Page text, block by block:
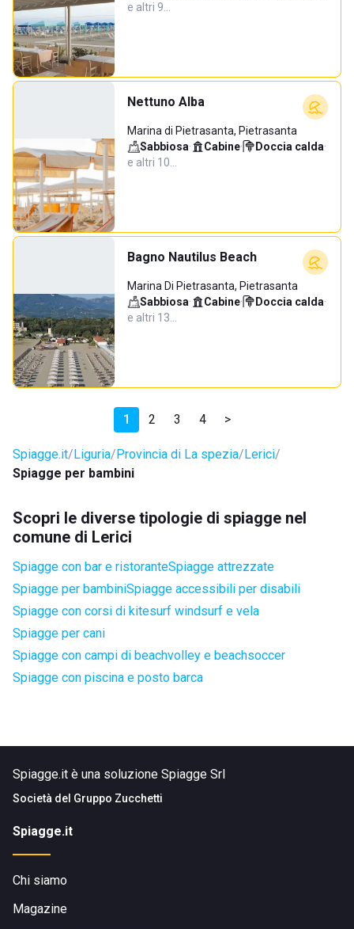
e altri 9…
Nettuno Alba
Marina di Pietrasanta, Pietrasanta
Sabbiosa· Cabine· Doccia calda·
e altri 10…
Bagno Nautilus Beach
Marina Di Pietrasanta, Pietrasanta
Sabbiosa· Cabine· Doccia calda·
e altri 13…
1 2 3 4 >
Spiagge.it Liguria Provincia di La spezia Lerici
Spiagge per bambini
Scopri le diverse tipologie di spiagge nel
comune di Lerici
Spiagge con bar e ristoranteSpiagge attrezzate
Spiagge per bambiniSpiagge accessibili per disabili
Spiagge con corsi di kitesurf windsurf e vela
Spiagge per cani
Spiagge con campi di beachvolley e beachsoccer
Spiagge con piscina e posto barca
Spiagge.it è una soluzione Spiagge Srl
Società del Gruppo Zucchetti
Spiagge.it
Chi siamo
Magazine